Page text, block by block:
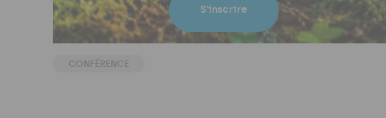
S'inscrire
CONFÉRENCE